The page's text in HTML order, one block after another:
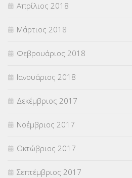
Απρίλιος 2018
Μάρτιος 2018
Φεβρουάριος 2018
Ιανουάριος 2018
Δεκέμβριος 2017
Νοέμβριος 2017
Οκτώβριος 2017
Σεπτέμβριος 2017